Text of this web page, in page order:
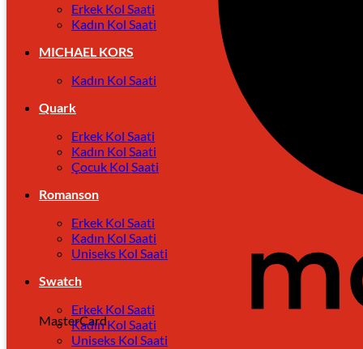
MasterCard
Erkek Kol Saati
Kadın Kol Saati
MICHAEL KORS
Kadın Kol Saati
Quark
Erkek Kol Saati
Kadın Kol Saati
Çocuk Kol Saati
Romanson
Erkek Kol Saati
Kadın Kol Saati
Uniseks Kol Saati
Swatch
Erkek Kol Saati
Kadın Kol Saati
Uniseks Kol Saati